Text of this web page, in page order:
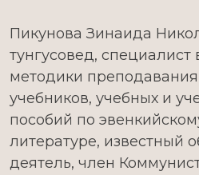
Пикунова Зинаида
тунгусовед, специалист
методики преподавания
учебников, учебных и
пособий по
литературе, известный
деятель, член